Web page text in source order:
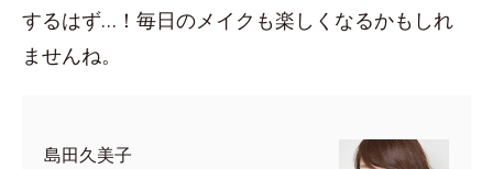
するはず…！毎日のメイクも楽しくなるかもしれ
ませんね。
島田久美子